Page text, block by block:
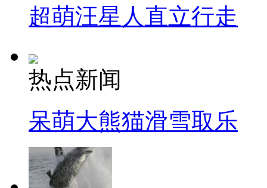
超萌汪星人直立行走
热点新闻
呆萌大熊猫滑雪取乐